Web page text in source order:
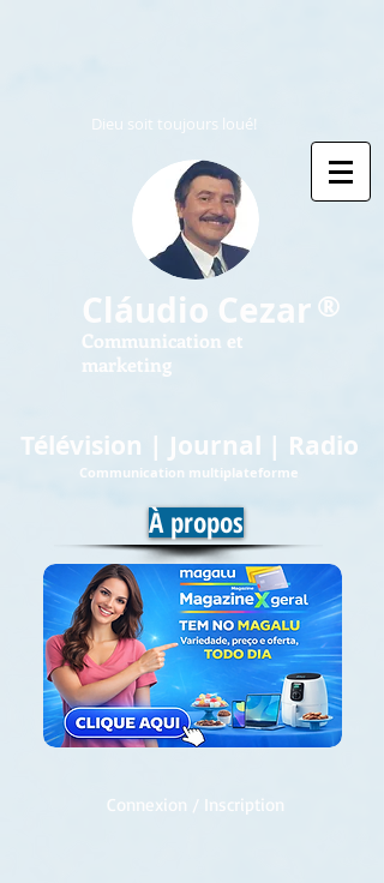
À propos
Télévision | Journal | Radio
Communication multiplateforme
®
Cláudio Cezar
Communication et
marketing
Dieu soit toujours loué!
Connexion / Inscription